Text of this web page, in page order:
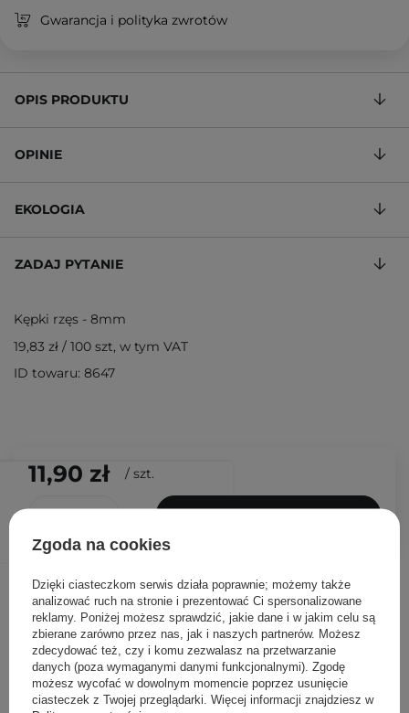
11,90 zł / szt.
Gwarancja i polityka zwrotów
OPIS PRODUKTU
OPINIE
EKOLOGIA
ZADAJ PYTANIE
Kępki rzęs - 8mm
19,83 zł / 100 szt, w tym VAT
ID towaru: 8647
Inni klienci sprawdzali również
Zgoda na cookies
Dzięki ciasteczkom serwis działa poprawnie; możemy także
analizować ruch na stronie i prezentować Ci spersonalizowane
reklamy. Poniżej możesz sprawdzić, jakie dane i w jakim celu są
zbierane zarówno przez nas, jak i naszych partnerów. Możesz
zdecydować też, czy i komu zezwalasz na przetwarzanie
danych (poza wymaganymi danymi funkcjonalnymi). Zgodę
możesz wycofać w dowolnym momencie poprzez usunięcie
ciasteczek z Twojej przeglądarki. Więcej informacji znajdziesz w